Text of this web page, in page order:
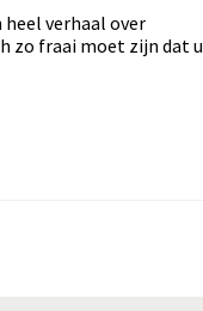
verhaal over
zo fraai moet zijn dat u